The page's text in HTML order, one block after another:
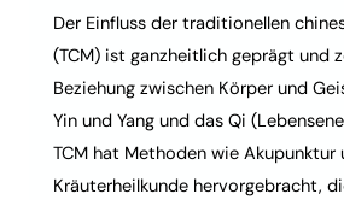
Der Einfluss der traditionellen
(TCM) ist ganzheitlich geprägt und
Beziehung zwischen Körper und
Yin und Yang und das Qi
TCM hat Methoden wie Akupunktur
Kräuterheilkunde hervorgebracht,